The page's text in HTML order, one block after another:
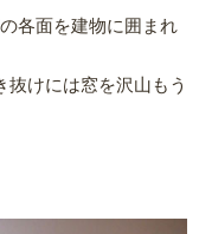
各面を建物に囲まれ
けには窓を沢山もう